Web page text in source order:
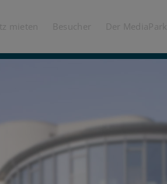
mieten Besucher Der MediaPark